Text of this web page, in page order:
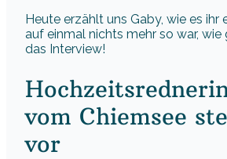
Heute erzählt uns Gaby, wie es ihr
auf einmal nichts mehr so war, wie
das Interview!
vom Chiemsee
vor